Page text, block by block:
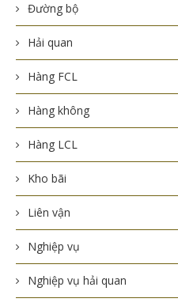
Đường bộ
Hải quan
Hàng FCL
Hàng không
Hàng LCL
Kho bãi
Liên vận
Nghiệp vụ
Nghiệp vụ hải quan